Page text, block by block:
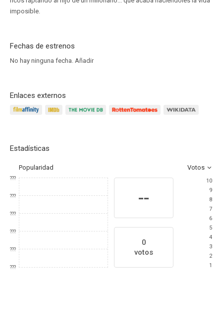
imposible.
Fechas de estrenos
No hay ninguna fecha. Añadir
Enlaces externos
Estadísticas
Popularidad Votos
???
???
???
???
???
???
--
0
votos
10
9
8
7
6
5
4
3
2
1